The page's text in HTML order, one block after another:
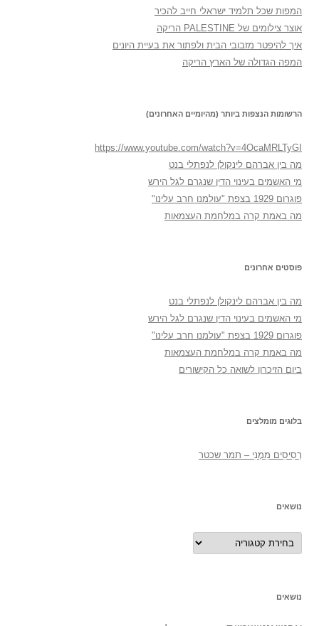
המפות שכל תלמיד ישראלי חייב להכיר
אוצר צילומים של PALESTINE הריקה
איך להיפטר מזבובי הבית ולפתור את בעיית היונים
המפה הגדולה של הארץ הריקה
הרשומות הנצפות ביותר (מהיומיים האחרונים)
https://www.youtube.com/watch?v=4OcaMRLTyGI
מה בין אברהם לינקולן לנפתלי בנט
מי האשמים בעינוי הדין שנגרם לגל הירש
פוגרום 1929 בצפת "עולמנו חרב עלינו"
מה באמת קרה במלחמת העצמאות
פוסטים אחרונים
מה בין אברהם לינקולן לנפתלי בנט
מי האשמים בעינוי הדין שנגרם לגל הירש
פוגרום 1929 בצפת "עולמנו חרב עלינו"
מה באמת קרה במלחמת העצמאות
ביום הזיכרון לשואה כל הקישורים
בלוגים מומלצים
רְסִיסִים מִמֶנִי – תמר שכטר
נושאים
נושאים
נושאים